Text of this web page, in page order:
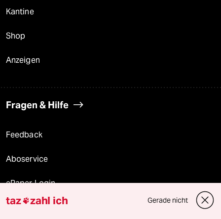
Kantine
Shop
Anzeigen
Fragen & Hilfe
Feedback
Aboservice
ePaper Login
Downloads für Abonnierende
taz zahl ich Gerade nicht